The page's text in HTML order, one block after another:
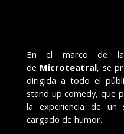
En el marco de la
de Microteatral, se
dirigida a todo el
stand up comedy, que
la experiencia de un
cargado de humor.